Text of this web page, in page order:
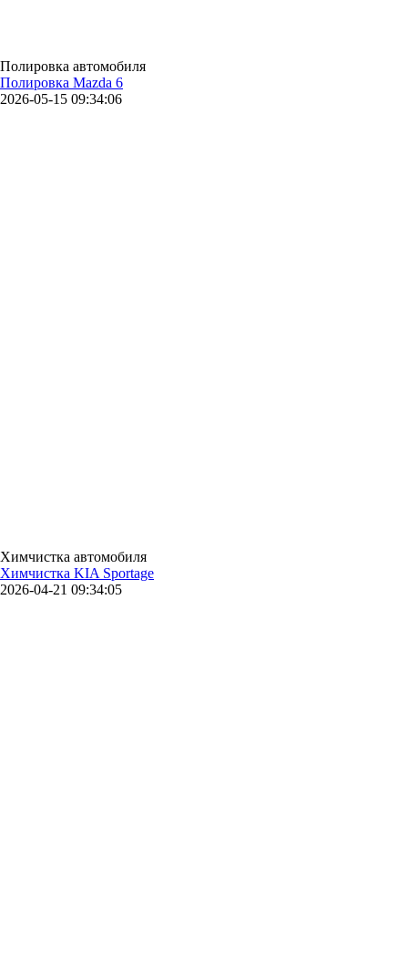
Полировка автомобиля
Полировка Mazda 6
2026-05-15 09:34:06
Химчистка автомобиля
Химчистка KIA Sportage
2026-04-21 09:34:05